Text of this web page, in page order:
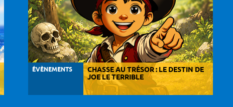
ÉVÈNEMENTS CHASSE AU TRÉSOR : LE DESTIN DE
JOE LE TERRIBLE